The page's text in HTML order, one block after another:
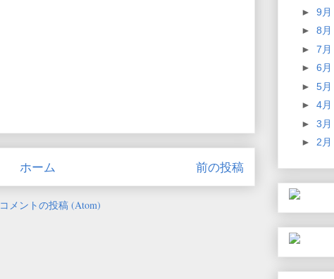
前の投稿
ホーム
コメントの投稿 (Atom)
► 9月
► 8月
► 7月
► 6月
► 5月
► 4月
► 3月
► 2月